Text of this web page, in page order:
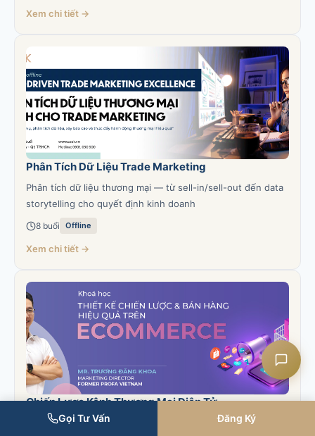
Xem chi tiết →
Phân Tích Dữ Liệu Trade Marketing
Phân tích dữ liệu thương mại — từ sell-in/sell-out đến data
storytelling cho quyết định kinh doanh
8 buổi Offline
Xem chi tiết →
Chiến Lược Kênh Thương Mại Điện Tử
Thiết kế chiến lược & bán hàng hiệu quả Ecommerce —
Gọi Tư Vấn Đăng Ký
Liên hệ CASK
Yêu cầu tư vấn